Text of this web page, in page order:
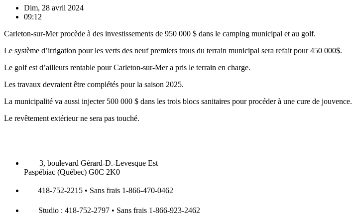
Dim, 28 avril 2024
09:12
Carleton-sur-Mer procède à des investissements de 950 000 $ dans le camping municipal et au golf.
Le système d’irrigation pour les verts des neuf premiers trous du terrain municipal sera refait pour 450 000$.
Le golf est d’ailleurs rentable pour Carleton-sur-Mer a pris le terrain en charge.
Les travaux devraient être complétés pour la saison 2025.
La municipalité va aussi injecter 500 000 $ dans les trois blocs sanitaires pour procéder à une cure de jouvence.
Le revêtement extérieur ne sera pas touché.
3, boulevard Gérard-D.-Levesque Est
Paspébiac (Québec) G0C 2K0
418-752-2215 • Sans frais 1-866-470-0462
Studio : 418-752-2797 • Sans frais 1-866-923-2462